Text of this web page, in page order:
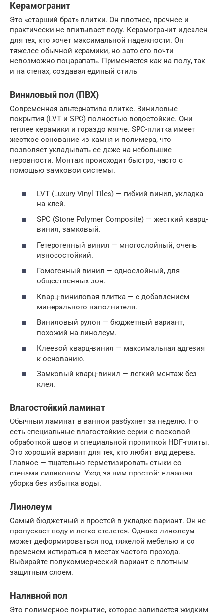
Керамогранит
Это «старший брат» плитки. Он плотнее, прочнее и
практически не впитывает воду. Керамогранит идеален
для тех, кто хочет максимальной надежности. Он
тяжелее обычной керамики, но зато его почти
невозможно поцарапать. Применяется как на полу, так
и на стенах, создавая единый стиль.
Виниловый пол (ПВХ)
Современная альтернатива плитке. Виниловые
покрытия (LVT и SPC) полностью водостойкие. Они
теплее керамики и гораздо мягче. SPC-плитка имеет
жесткое основание из камня и полимера, что
позволяет укладывать ее даже на небольшие
неровности. Монтаж происходит быстро, часто с
помощью замковой системы.
LVT (Luxury Vinyl Tiles) — гибкий винил, укладка
на клей.
SPC (Stone Polymer Composite) — жесткий кварц-
винил, замковый.
Гетерогенный винил — многослойный, очень
износостойкий.
Гомогенный винил — однослойный, для
общественных зон.
Кварц-виниловая плитка — с добавлением
минерального наполнителя.
Виниловый рулон — бюджетный вариант,
похожий на линолеум.
Клеевой кварц-винил — максимальная адгезия
к основанию.
Замковый кварц-винил — легкий монтаж без
клея.
Влагостойкий ламинат
Обычный ламинат в ванной разбухнет за неделю. Но
есть специальные влагостойкие серии с восковой
обработкой швов и специальной пропиткой HDF-плиты.
Это хороший вариант для тех, кто любит вид дерева.
Главное — тщательно герметизировать стыки со
стенами силиконом. Уход за ним простой: влажная
уборка без избытка воды.
Линолеум
Самый бюджетный и простой в укладке вариант. Он не
пропускает воду и легко стелется. Однако линолеум
может деформироваться под тяжелой мебелью и со
временем истираться в местах частого прохода.
Выбирайте полукоммерческий вариант с плотным
защитным слоем.
Наливной пол
Это полимерное покрытие, которое заливается жидким